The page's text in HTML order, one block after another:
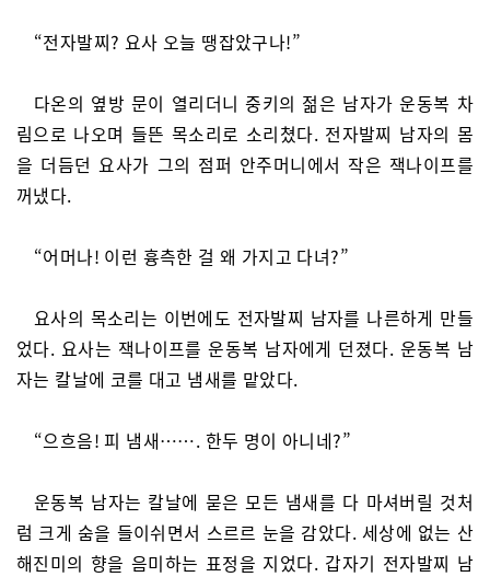
“전자발찌? 요사 오늘 땡잡았구나!”
다온의 옆방 문이 열리더니 중키의 젊은 남자가 운동복 차
림으로 나오며 들뜬 목소리로 소리쳤다. 전자발찌 남자의 몸
을 더듬던 요사가 그의 점퍼 안주머니에서 작은 잭나이프를
꺼냈다.
“어머나! 이런 흉측한 걸 왜 가지고 다녀?”
요사의 목소리는 이번에도 전자발찌 남자를 나른하게 만들
었다. 요사는 잭나이프를 운동복 남자에게 던졌다. 운동복 남
자는 칼날에 코를 대고 냄새를 맡았다.
“으흐음! 피 냄새……. 한두 명이 아니네?”
운동복 남자는 칼날에 묻은 모든 냄새를 다 마셔버릴 것처
럼 크게 숨을 들이쉬면서 스르르 눈을 감았다. 세상에 없는 산
해진미의 향을 음미하는 표정을 지었다. 갑자기 전자발찌 남